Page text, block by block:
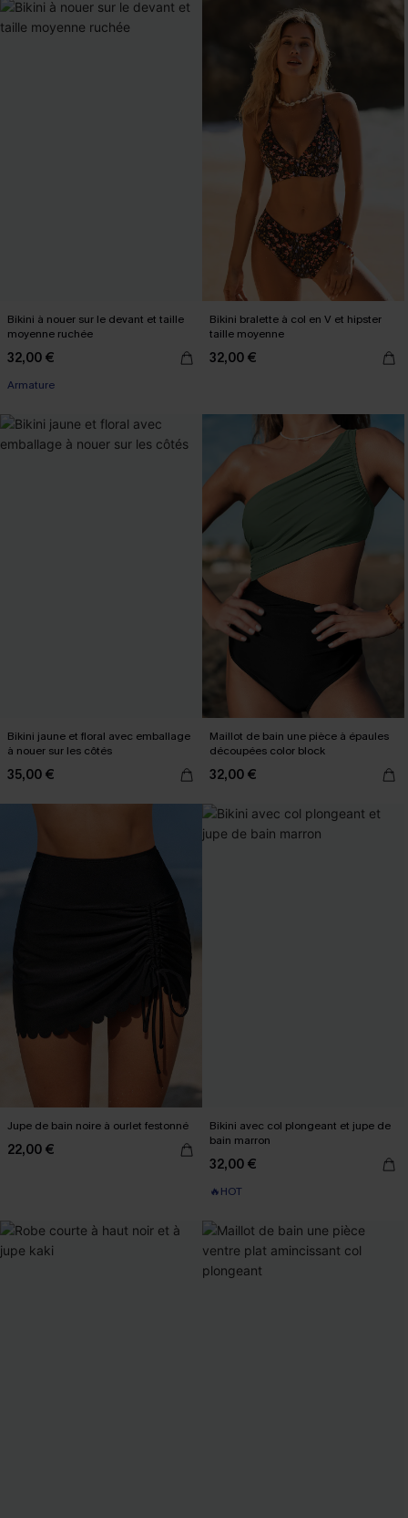
Bikini à nouer sur le devant et taille
moyenne ruchée
32,00 €
Armature
Bikini bralette à col en V et hipster
taille moyenne
32,00 €
Bikini jaune et floral avec emballage
à nouer sur les côtés
35,00 €
Maillot de bain une pièce à épaules
découpées color block
32,00 €
Jupe de bain noire à ourlet festonné
22,00 €
Bikini avec col plongeant et jupe de
bain marron
32,00 €
🔥HOT